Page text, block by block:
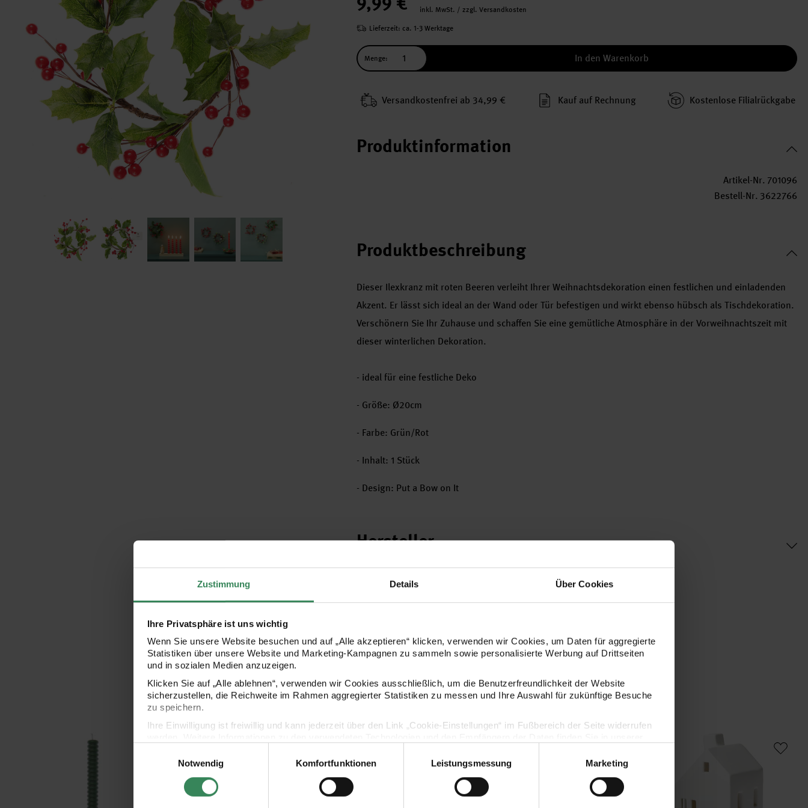
Zustimmung Details Über Cookies
Ihre Privatsphäre ist uns wichtig
Wenn Sie unsere Website besuchen und auf „Alle akzeptieren“ klicken, verwenden wir Cookies, um Daten für aggregierte
Statistiken über unsere Website und Marketing-Kampagnen zu sammeln sowie personalisierte Werbung auf Drittseiten
und in sozialen Medien anzuzeigen.
Klicken Sie auf „Alle ablehnen“, verwenden wir Cookies ausschließlich, um die Benutzerfreundlichkeit der Website
sicherzustellen, die Reichweite im Rahmen aggregierter Statistiken zu messen und Ihre Auswahl für zukünftige Besuche
zu speichern.
Ihre Einwilligung ist freiwillig und kann jederzeit über den Link „Cookie-Einstellungen“ im Fußbereich der Seite widerrufen
Impressum
Datenschutz Vertrag widerrufen
Notwendig
Komfortfunktionen Leistungsmessung Marketing
inkl. MwSt. / zzgl. Versandkosten
Lieferzeit: ca. 1-3 Werktage
Menge: In den Warenkorb
Versand­kosten­frei ab 34,99 € Kauf auf Rechnung Kosten­lose Filial­rückgabe
Produktinformation
Artikel-Nr. 701096
Bestell-Nr. 3622766
Produktbeschreibung
Dieser Ilexkranz mit roten Beeren verleiht Ihrer Weihnachtsdekoration einen festlichen und einladenden
Akzent. Er lässt sich ideal an der Wand oder Tür befestigen und wirkt ebenso hübsch als Tischdekoration.
Verschönern Sie Ihr Zuhause und schaffen Sie eine gemütliche Atmosphäre in der Vorweihnachtszeit mit
dieser winterlichen Dekoration.
- ideal für eine festliche Deko
- Größe: Ø20cm
- Farbe: Grün/Rot
- Inhalt: 1 Stück
- Design: Put a Bow on It
Hersteller
Kaufempfehlung
Ringkerze 2,4x28cm